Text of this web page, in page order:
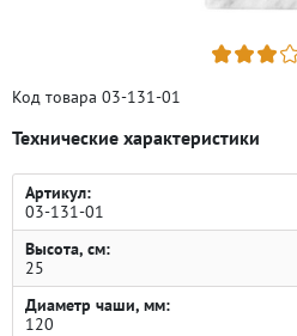
Код товара 03-131-01
Технические характеристики
Артикул:
03-131-01
Высота, см:
25
Диаметр чаши, мм:
120